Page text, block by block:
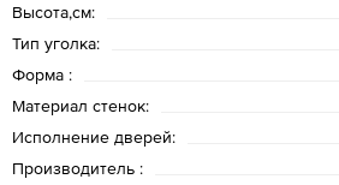
Высота,см:
Тип уголка:
Форма :
Материал стенок:
Исполнение дверей:
Производитель :